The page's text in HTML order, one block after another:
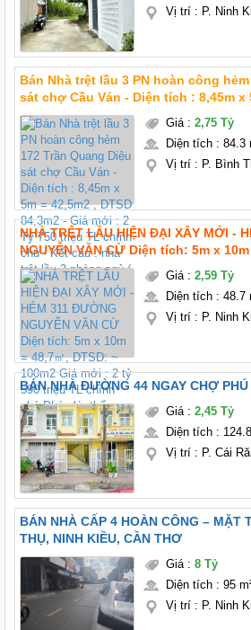
Vị trí: P. Ninh
Bán Nhà trệt lầu 3 PN hoàn công
sát chợ Cầu Ván - Diện tích : 8,45m x 5m = 42,5m2 , DTSD
84,3m2 - Giá mới : 2 Tỷ 750 triệu TL chính chủ - Kết cấu :
nhà trệt lầu 3 phòng ngủ (
Giá: 2,75 Tỷ
Diện tích: 84.3
Vị trí: P. Bình
NHÀ TRỆT LẦU HIỆN ĐẠI XÂY MỚI -
NGUYỄN VĂN CỪ Diện tích: 5m x
100m2 Giá mới : 2 tỷ 590 triệu TL chính chủ
cư hoàn công Hướng: Tây bắc
Giá: 2,59 Tỷ
Diện tích: 48.7
Vị trí: P. Ninh
BÁN NHÀ ĐƯỜNG 44
Giá: 2,45 Tỷ
Diện tích:
Vị trí: P. Cái
BÁN NHÀ CẤP 4 HOÀN CÔNG – MẶT
THỤ, NINH KIỀU, CẦN THƠ
Giá: 8 Tỷ
Diện tích: 95
Vị trí: P. Ninh